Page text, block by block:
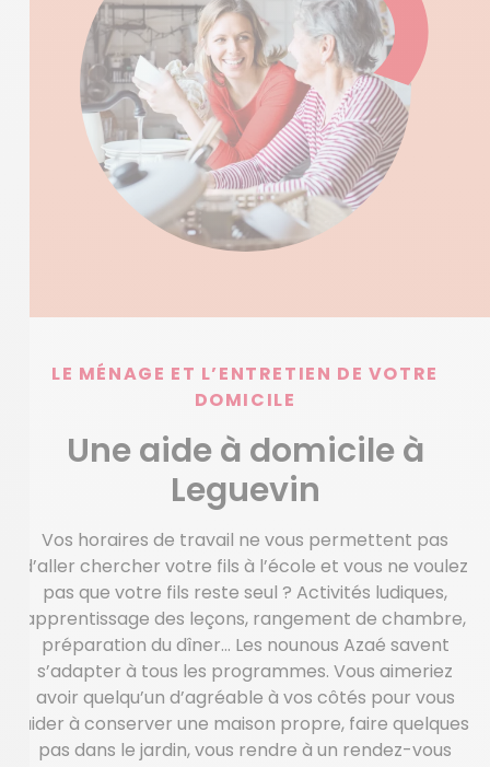
LE MÉNAGE ET L’ENTRETIEN DE VOTRE
DOMICILE
Une aide à domicile à
Leguevin
Vos horaires de travail ne vous permettent pas
d’aller chercher votre fils à l’école et vous ne voulez
pas que votre fils reste seul ? Activités ludiques,
apprentissage des leçons, rangement de chambre,
préparation du dîner… Les nounous Azaé savent
s’adapter à tous les programmes. Vous aimeriez
avoir quelqu’un d’agréable à vos côtés pour vous
aider à conserver une maison propre, faire quelques
pas dans le jardin, vous rendre à un rendez-vous